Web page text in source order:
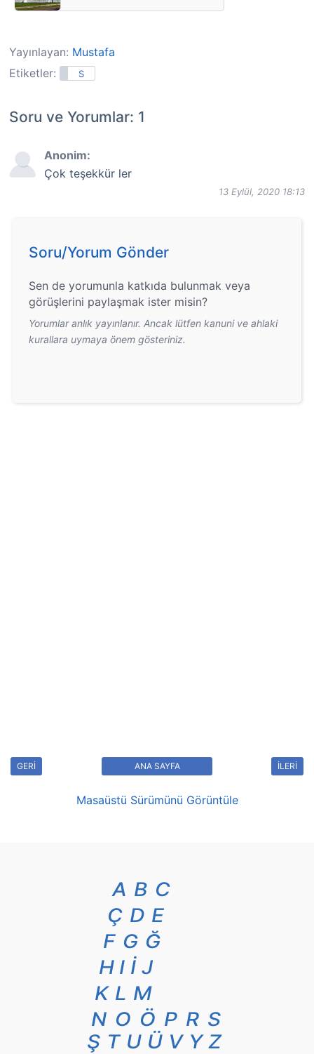
Yayınlayan: Mustafa
Etiketler:
S
Soru ve Yorumlar: 1
Anonim:
Çok teşekkür ler
13 Eylül, 2020 18:13
Soru/Yorum Gönder
Sen de yorumunla katkıda bulunmak veya
görüşlerini paylaşmak ister misin?
Yorumlar anlık yayınlanır. Ancak lütfen kanuni ve ahlaki
kurallara uymaya önem gösteriniz.
GERİ İLERİ
ANA SAYFA
Masaüstü Sürümünü Görüntüle
A B C
Ç D E
F G Ğ
H I İ J
K L M
N O Ö P R S
Ş T U Ü V Y Z